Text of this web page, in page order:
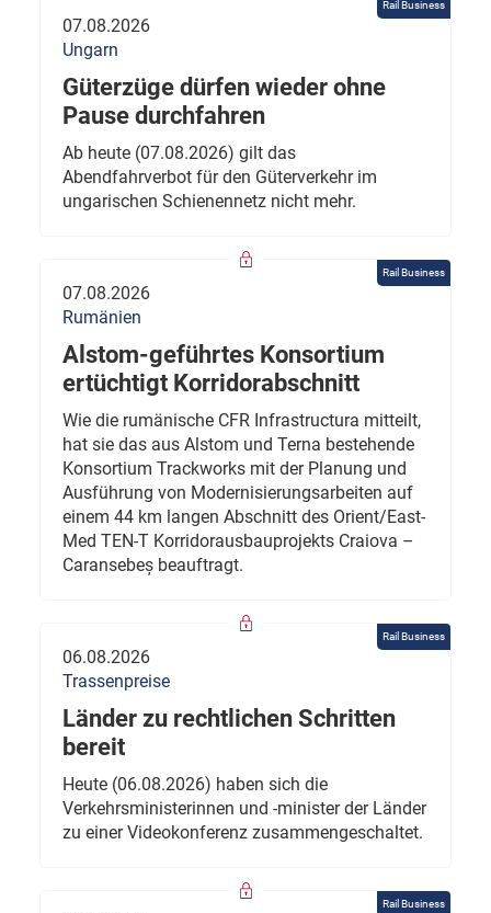
Rail Business
07.08.2026
Ungarn
Güterzüge dürfen wieder ohne
Pause durchfahren
Ab heute (07.08.2026) gilt das
Abendfahrverbot für den Güterverkehr im
ungarischen Schienennetz nicht mehr.
Rail Business
07.08.2026
Rumänien
Alstom-geführtes Konsortium
ertüchtigt Korridorabschnitt
Wie die rumänische CFR Infrastructura mitteilt,
hat sie das aus Alstom und Terna bestehende
Konsortium Trackworks mit der Planung und
Ausführung von Modernisierungsarbeiten auf
einem 44 km langen Abschnitt des Orient/East-
Med TEN-T Korridorausbauprojekts Craiova –
Caransebeș beauftragt.
Rail Business
06.08.2026
Trassenpreise
Länder zu rechtlichen Schritten
bereit
Heute (06.08.2026) haben sich die
Verkehrsministerinnen und -minister der Länder
zu einer Videokonferenz zusammengeschaltet.
Rail Business